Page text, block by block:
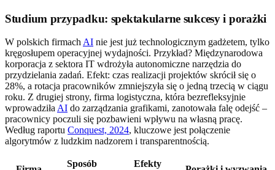
Studium przypadku: spektakularne sukcesy i porażki
W polskich firmach AI nie jest już technologicznym gadżetem, tylko
kręgosłupem operacyjnej wydajności. Przykład? Międzynarodowa
korporacja z sektora IT wdrożyła autonomiczne narzędzia do
przydzielania zadań. Efekt: czas realizacji projektów skrócił się o
28%, a rotacja pracowników zmniejszyła się o jedną trzecią w ciągu
roku. Z drugiej strony, firma logistyczna, która bezrefleksyjnie
wprowadziła AI do zarządzania grafikami, zanotowała falę odejść –
pracownicy poczuli się pozbawieni wpływu na własną pracę.
Według raportu Conquest, 2024, kluczowe jest połączenie
algorytmów z ludzkim nadzorem i transparentnością.
Sposób
Efekty